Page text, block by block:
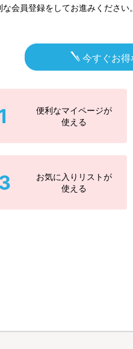
な会員登録をしてお進みください。
今すぐお
便利なマイページが
使える
お気に入りリストが
使える